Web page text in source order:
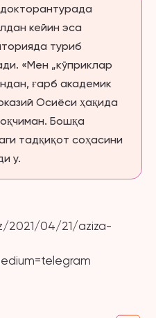
кейин эса
туриб
«Мен „кўприклар
ғарб академик
Осиёси ҳақида
Бошқа
тадқиқот соҳасини
у.
2021/04/21/aziza-